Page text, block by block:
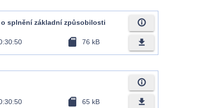
splnění základní způsobilosti
sd_card 76 kB
info_outline
file_download
sd_card 65 kB
info_outline
file_download